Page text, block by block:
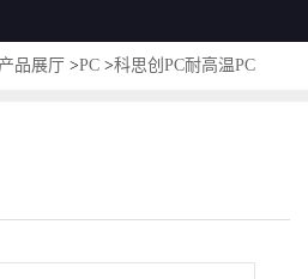
产品展厅 >PC >科思创PC耐高温PC